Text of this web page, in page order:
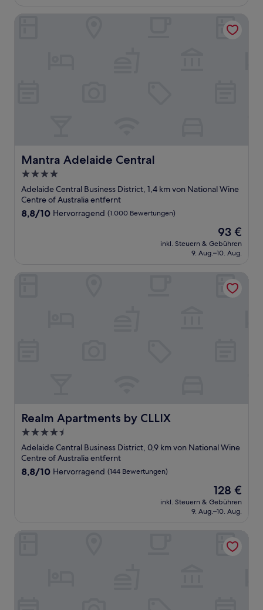
Mantra Adelaide Central
Mantra Adelaide Central
4.0-
Sterne-
Unterkunft
Adelaide Central Business District, 1,4 km von National Wine
Centre of Australia entfernt
8.8
8,8/10 Hervorragend (1.000 Bewertungen)
Der
Preis
beträgt
93 €
inkl. Steuern & Gebühren
9. Aug.–10. Aug.
Realm Apartments by CLLIX
Realm Apartments by CLLIX
4.5-
Sterne-
Unterkunft
Adelaide Central Business District, 0,9 km von National Wine
Centre of Australia entfernt
8.8
8,8/10 Hervorragend (144 Bewertungen)
Der
Preis
beträgt
128 €
inkl. Steuern & Gebühren
9. Aug.–10. Aug.